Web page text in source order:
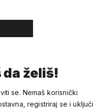
da želiš!
se. Nemaš korisnički
registriraj se i uključi